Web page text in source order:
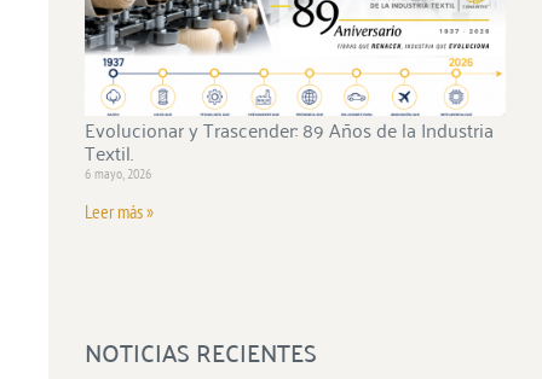
Evolucionar y Trascender: 89 Años de la Industria
Textil.
6 mayo, 2026
Leer más »
NOTICIAS RECIENTES